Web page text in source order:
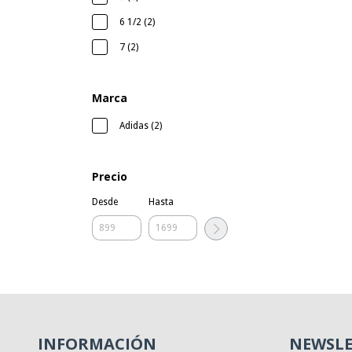
6 1/2 (2)
7 (2)
Marca
Adidas (2)
Precio
Desde Hasta
INFORMACIÓN